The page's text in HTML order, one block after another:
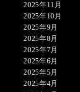
2025年11月
2025年10月
2025年9月
2025年8月
2025年7月
2025年6月
2025年5月
2025年4月